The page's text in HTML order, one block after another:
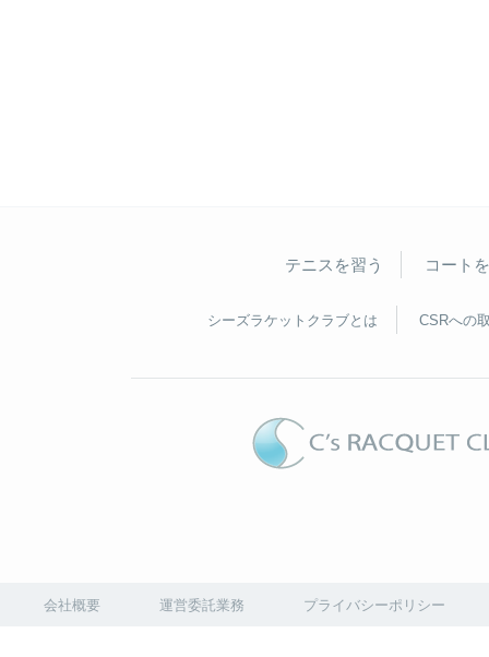
テニスを習う コート
シーズラケットクラブとは CSRへの
会社概要 運営委託業務 プライバシーポリシー